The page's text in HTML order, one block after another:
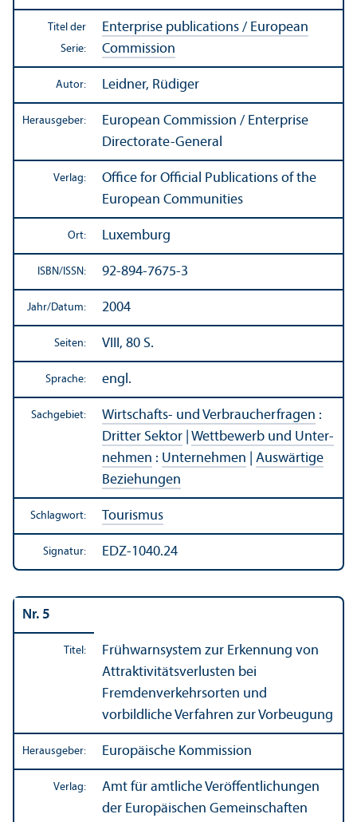
Titel der
Serie:
Enterprise publications / European
Commission
Autor: Leidner, Rüdiger
Herausgeber:
European Commission / Enterprise
Directorate-General
Verlag:
Office for Official Publications of the
European Communities
Ort: Luxemburg
ISBN/ ISSN: 92-894-7675-3
Jahr/Datum: 2004
Seiten: VIII, 80 S.
Sprache: engl.
Sachgebiet: Wirtschafts- und Verbraucherfragen :
Dritter Sektor Wettbewerb und Unter­
nehmen : Unter­nehmen
Auswärtige
Beziehungen
Schlagwort: Tourismus
Signatur: EDZ-1040.24
Nr. 5
Titel:
Frühwarn­system zur Erkennung von
Attraktivitätsverlusten bei
Fremdenverkehrs­orten und
vorbildliche Verfahren zur Vorbeugung
Herausgeber: Europäische Kommission
Verlag:
Amt für amtliche Veröffentlichungen
der Europäischen Gemeinschaften